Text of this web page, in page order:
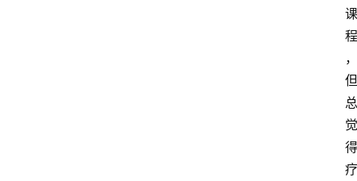
课
程
，
但
总
觉
得
疗